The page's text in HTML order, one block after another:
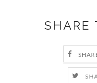
SHARE